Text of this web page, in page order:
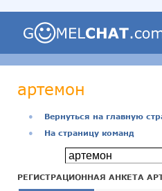
артемон
●
Вернуться на главную
●
На страницу команд
РЕГИСТРАЦИОННАЯ АНКЕТА